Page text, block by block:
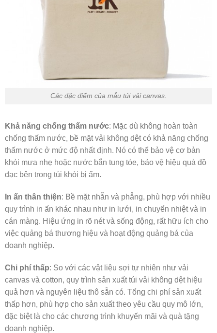
Các đặc điểm của mẫu túi vải canvas.
Khả năng chống thấm nước: Mặc dù không hoàn toàn
chống thấm nước, bề mặt vải không dệt có khả năng chống
thấm nước ở mức độ nhất định. Nó có thể bảo vệ cơ bản
khỏi mưa nhẹ hoặc nước bắn tung tóe, bảo vệ hiệu quả đồ
đạc bên trong túi khỏi bị ẩm.
In ấn thân thiện: Bề mặt nhẵn và phẳng, phù hợp với nhiều
quy trình in ấn khác nhau như in lưới, in chuyển nhiệt và in
cán màng. Hiệu ứng in rõ nét và sống động, rất hữu ích cho
việc quảng bá thương hiệu và hoạt động quảng bá của
doanh nghiệp.
Chi phí thấp: So với các vật liệu sợi tự nhiên như vải
canvas và cotton, quy trình sản xuất túi vải không dệt hiệu
quả hơn và nguyên liệu thô sẵn có. Tổng chi phí sản xuất
thấp hơn, phù hợp cho sản xuất theo yêu cầu quy mô lớn,
đặc biệt là cho các chương trình khuyến mãi và quà tặng
doanh nghiệp.